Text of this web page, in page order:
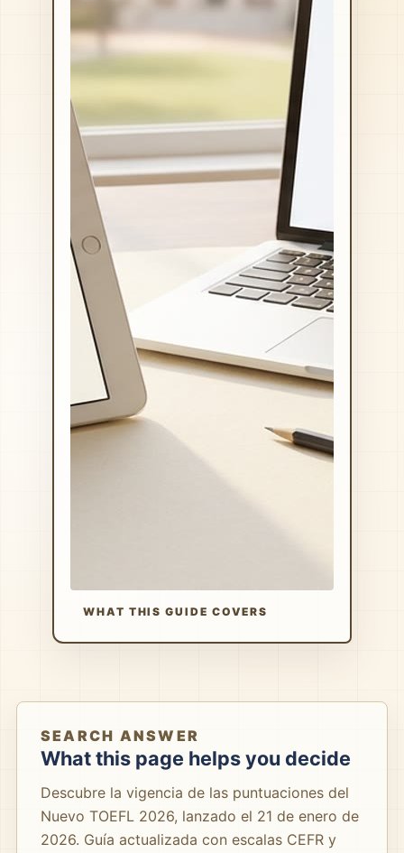
WHAT THIS GUIDE COVERS
SEARCH ANSWER
What this page helps you decide
Descubre la vigencia de las puntuaciones del
Nuevo TOEFL 2026, lanzado el 21 de enero de
2026. Guía actualizada con escalas CEFR y